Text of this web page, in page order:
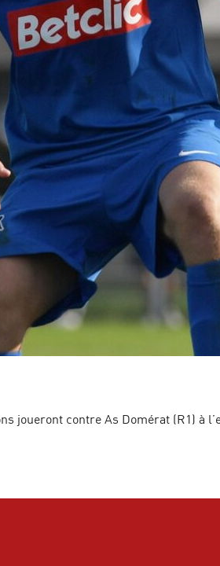
joueront contre As Domérat (R1) à